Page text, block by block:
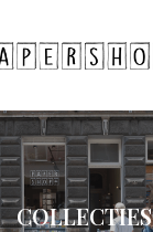
COLLECTIES